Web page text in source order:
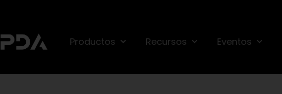
Productos Recursos Eventos